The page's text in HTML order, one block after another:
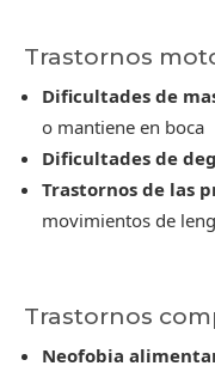
Trastornos
Dificultades de
o mantiene en boca
Dificultades de
Trastornos de las
movimientos de
Trastornos
Neofobia